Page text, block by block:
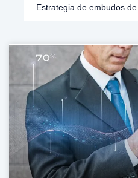
Estrategia de embudos